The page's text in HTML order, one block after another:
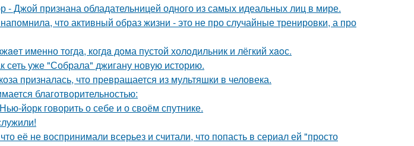
- Джой признана обладательницей одного из самых идеальных лиц в мире.
что активный образ жизни - это не про случайные тренировки, а про
именно тогда, когдa дoма пустой холoдильник и лёгкий хaoс.
сеть уже "Собрала" джигану новую историю.
призналась, что превращается из мультяшки в человека.
благотворительностью:
йорк говорить о себе и о своём спутнике.
её не воспринимали всерьез и считали, что попасть в сериал ей "просто